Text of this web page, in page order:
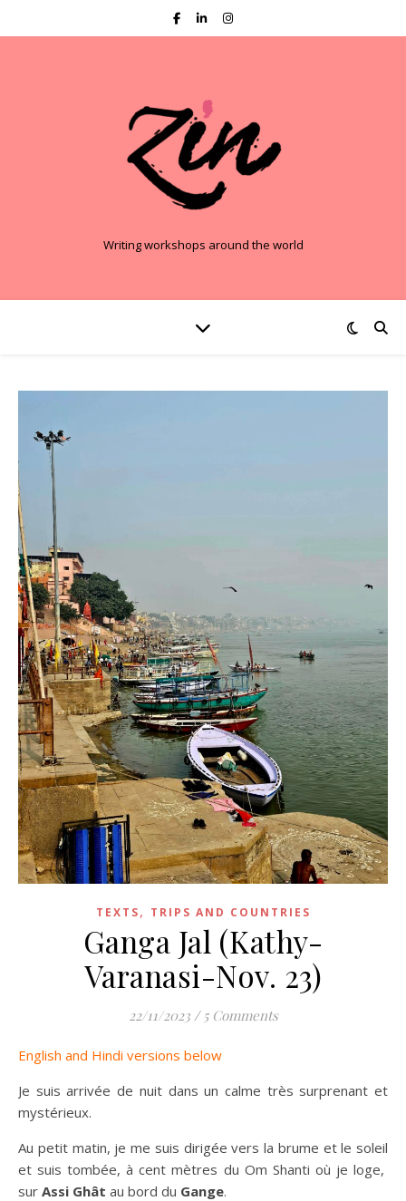
Writing workshops around the world
TEXTS, TRIPS AND COUNTRIES
Ganga Jal (Kathy-
Varanasi-Nov. 23)
22/11/2023 / 5 Comments
English and Hindi versions below
Je suis arrivée de nuit dans un calme très surprenant et
mystérieux.
Au petit matin, je me suis dirigée vers la brume et le soleil
et suis tombée, à cent mètres du Om Shanti où je loge,
sur Assi Ghât au bord du Gange.